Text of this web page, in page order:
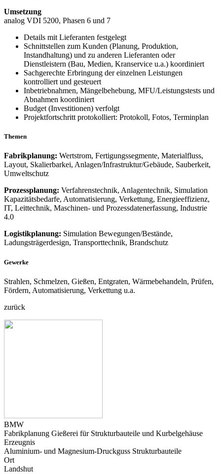
Umsetzung
analog VDI 5200, Phasen 6 und 7
Details mit Lieferanten festgelegt
Schnittstellen zum Kunden (Planung, Produktion,
Instandhaltung) und zu anderen Lieferanten oder
Dienstleistern (Bau, Medien, Kranservice u.a.) koordiniert
Sachgerechte Erbringung der einzelnen Leistungen
kontrolliert und gesteuert
Inbetriebnahmen, Mängelbehebung, MFU/Leistungstests und
Abnahmen koordiniert
Budget (Investitionen) verfolgt
Projektfortschritt protokolliert: Protokoll, Fotos, Terminplan
Themen
Fabrikplanung: Wertstrom, Fertigungssegmente, Materialfluss,
Layout, Skalierbarkei, Anlagen/Infrastruktur/Gebäude, Sauberkeit,
Umweltschutz
Prozessplanung: Verfahrenstechnik, Anlagentechnik, Simulation
Kapazitätsbedarfe, Automatisierung, Verkettung, Energieeffizienz,
IT, Leittechnik, Maschinen- und Prozessdatenerfassung, Industrie
4.0
Logistikplanung: Simulation Bewegungen/Bestände,
Ladungsträgerdesign, Transporttechnik, Brandschutz
Gewerke
Strahlen, Schmelzen, Gießen, Entgraten, Wärmebehandeln, Prüfen,
Fördern, Automatisierung, Verkettung u.a.
zurück
BMW
Fabrikplanung Gießerei für Strukturbauteile und Kurbelgehäuse
Erzeugnis
Aluminium- und Magnesium-Druckguss Strukturbauteile
Ort
Landshut